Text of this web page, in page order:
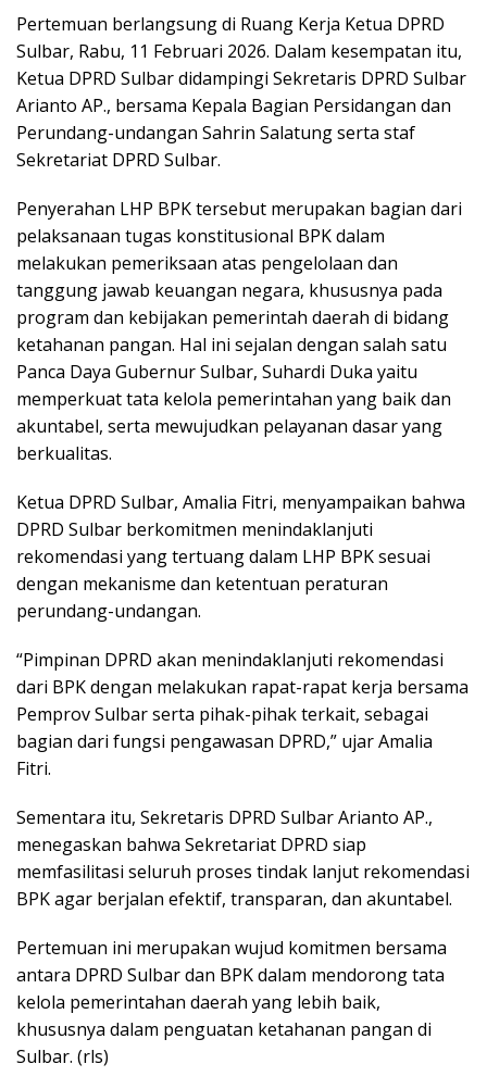
Pertemuan berlangsung di Ruang Kerja Ketua DPRD
Sulbar, Rabu, 11 Februari 2026. Dalam kesempatan itu,
Ketua DPRD Sulbar didampingi Sekretaris DPRD Sulbar
Arianto AP., bersama Kepala Bagian Persidangan dan
Perundang-undangan Sahrin Salatung serta staf
Sekretariat DPRD Sulbar.
Penyerahan LHP BPK tersebut merupakan bagian dari
pelaksanaan tugas konstitusional BPK dalam
melakukan pemeriksaan atas pengelolaan dan
tanggung jawab keuangan negara, khususnya pada
program dan kebijakan pemerintah daerah di bidang
ketahanan pangan. Hal ini sejalan dengan salah satu
Panca Daya Gubernur Sulbar, Suhardi Duka yaitu
memperkuat tata kelola pemerintahan yang baik dan
akuntabel, serta mewujudkan pelayanan dasar yang
berkualitas.
Ketua DPRD Sulbar, Amalia Fitri, menyampaikan bahwa
DPRD Sulbar berkomitmen menindaklanjuti
rekomendasi yang tertuang dalam LHP BPK sesuai
dengan mekanisme dan ketentuan peraturan
perundang-undangan.
“Pimpinan DPRD akan menindaklanjuti rekomendasi
dari BPK dengan melakukan rapat-rapat kerja bersama
Pemprov Sulbar serta pihak-pihak terkait, sebagai
bagian dari fungsi pengawasan DPRD,” ujar Amalia
Fitri.
Sementara itu, Sekretaris DPRD Sulbar Arianto AP.,
menegaskan bahwa Sekretariat DPRD siap
memfasilitasi seluruh proses tindak lanjut rekomendasi
BPK agar berjalan efektif, transparan, dan akuntabel.
Pertemuan ini merupakan wujud komitmen bersama
antara DPRD Sulbar dan BPK dalam mendorong tata
kelola pemerintahan daerah yang lebih baik,
khususnya dalam penguatan ketahanan pangan di
Sulbar. (rls)